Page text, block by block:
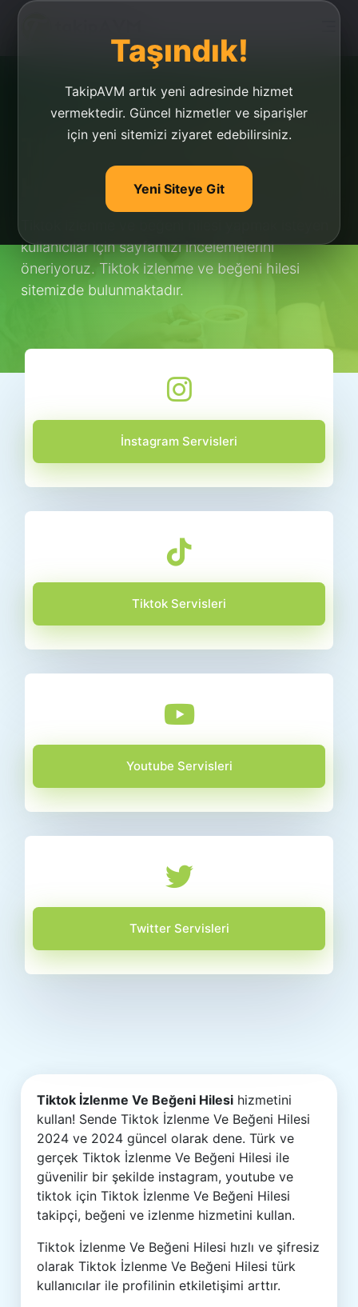
Taşındık!
TakipAVM artık yeni adresinde hizmet
vermektedir. Güncel hizmetler ve siparişler
için yeni sitemizi ziyaret edebilirsiniz.
Yeni Siteye Git
Tiktok İzlenme Ve Beğeni
kullanıcılar için sayfamızı incelemelerini
öneriyoruz. Tiktok izlenme ve beğeni hilesi
sitemizde bulunmaktadır.
İnstagram Servisleri
Tiktok Servisleri
Youtube Servisleri
Twitter Servisleri
Tiktok İzlenme Ve Beğeni Hilesi hizmetini
kullan! Sende Tiktok İzlenme Ve Beğeni Hilesi
2024 ve 2024 güncel olarak dene. Türk ve
gerçek Tiktok İzlenme Ve Beğeni Hilesi ile
güvenilir bir şekilde instagram, youtube ve
tiktok için Tiktok İzlenme Ve Beğeni Hilesi
takipçi, beğeni ve izlenme hizmetini kullan.
Tiktok İzlenme Ve Beğeni Hilesi hızlı ve şifresiz
olarak Tiktok İzlenme Ve Beğeni Hilesi türk
kullanıcılar ile profilinin etkiletişimi arttır.